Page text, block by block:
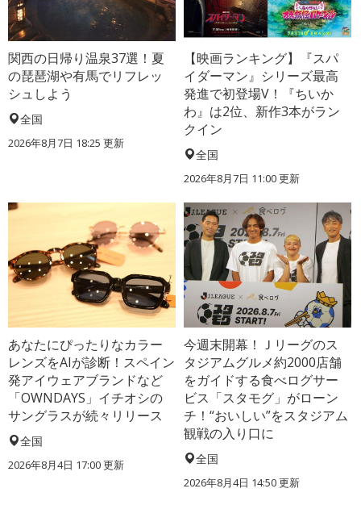
関西の日帰り温泉37選！夏
の琵琶湖や有馬でリフレッ
シュしよう
全国
2026年8月7日 18:25 更新
【映画ランキング】『スパ
イダーマン』シリーズ最高
発進で初登場V！『ちいか
わ』は2位、新作3本がラン
クイン
全国
2026年8月7日 11:00更新
あなたにぴったりなカラー
レンズをAIが診断！スペイン
発アイウェアブランドなど
「OWNDAYS」イチオシの
サングラスが続々リリース
全国
2026年8月4日 17:00更新
今週末開幕！Ｊリーグのス
タジアムグルメ約2000店舗
をガイドする食べログサー
ビス「スタモグ」がローン
チ！“おいしい”をスタジアム
観戦の入り口に
全国
2026年8月4日 14:50更新